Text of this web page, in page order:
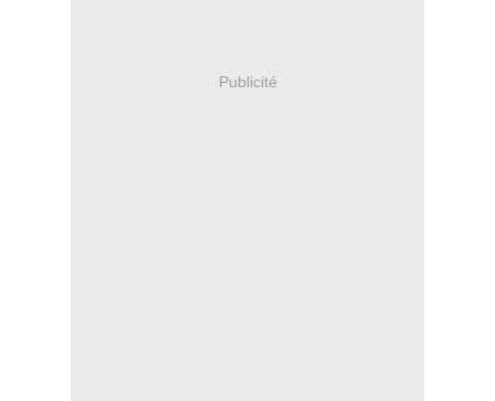
Publicité